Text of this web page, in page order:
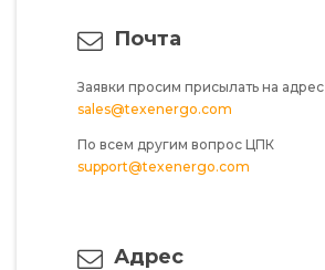
Почта
Заявки просим присылать на адрес
sales@texenergo.com
По всем другим вопрос ЦПК
support@texenergo.com
Адрес